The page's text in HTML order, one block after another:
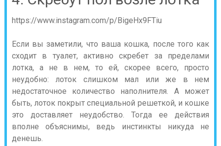
https://www.instagram.com/p/BigeHx9FTiu
Если вы заметили, что ваша кошка, после того как
сходит в туалет, активно скребет за пределами
лотка, а не в нем, то ей, скорее всего, просто
неудобно: лоток слишком мал или же в нем
недостаточное количество наполнителя. А может
быть, лоток покрыт специальной решеткой, и кошке
это доставляет неудобство. Тогда ее действия
вполне объяснимы, ведь инстинкты никуда не
денешь.